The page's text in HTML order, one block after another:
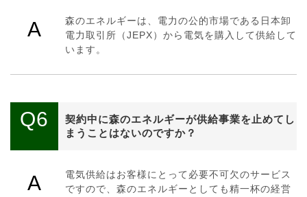
A
森のエネルギーは、電力の公的市場である日本卸
電力取引所（JEPX）から電気を購入して供給して
います。
Q6
契約中に森のエネルギーが供給事業を止めてし
まうことはないのですか？
A
電気供給はお客様にとって必要不可欠のサービス
ですので、森のエネルギーとしても精一杯の経営